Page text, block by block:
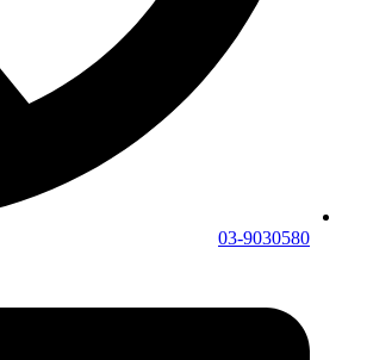
03-9030580